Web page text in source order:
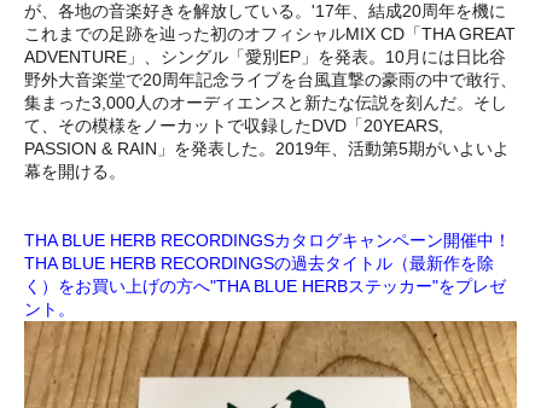
が、各地の音楽好きを解放している。'17年、結成20周年を機に
これまでの足跡を辿った初のオフィシャルMIX CD「THA GREAT
ADVENTURE」、シングル「愛別EP」を発表。10月には日比谷
野外大音楽堂で20周年記念ライブを台風直撃の豪雨の中で敢行、
集まった3,000人のオーディエンスと新たな伝説を刻んだ。そし
て、その模様をノーカットで収録したDVD「20YEARS,
PASSION & RAIN」を発表した。2019年、活動第5期がいよいよ
幕を開ける。
THA BLUE HERB RECORDINGSカタログキャンペーン開催中！
THA BLUE HERB RECORDINGSの過去タイトル（最新作を除
く）をお買い上げの方へ"THA BLUE HERBステッカー"をプレゼ
ント。